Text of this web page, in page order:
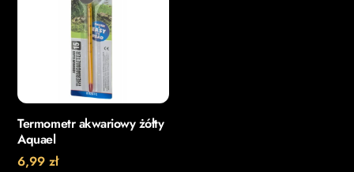
Termometr akwariowy żółty
Aquael
6,99zł